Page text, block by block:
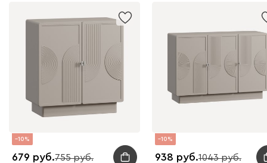
10
679 755
10
938 1043